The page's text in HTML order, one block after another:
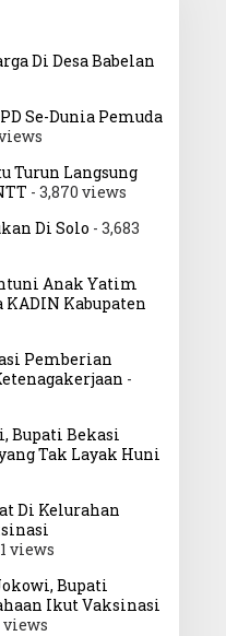
Di Desa Babelan
Se-Dunia Pemuda
Turun Langsung
- 3,870 views
Di Solo - 3,683
Anak Yatim
Kabupaten
Pemberian
-
Bupati Bekasi
Tak Layak Huni
Di Kelurahan
views
Bupati
Ikut Vaksinasi
views